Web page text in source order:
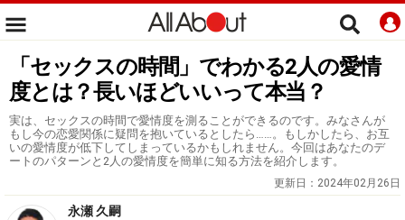
「セックスの時間」でわかる2人の愛情
度とは？長いほどいいって本当？
実は、セックスの時間で愛情度を測ることができるのです。みなさんが
もし今の恋愛関係に疑問を抱いているとしたら……。もしかしたら、お互
いの愛情度が低下してしまっているかもしれません。今回はあなたのデ
ートのパターンと2人の愛情度を簡単に知る方法を紹介します。
更新日： 2024年02月26日
永瀬 久嗣